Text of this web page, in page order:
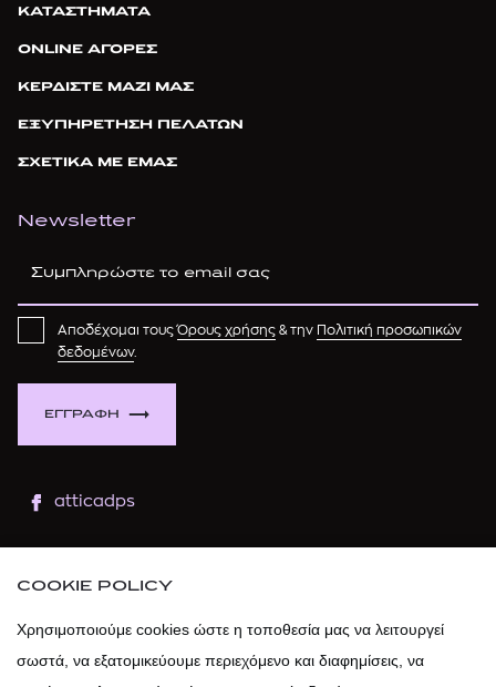
ΚΑΤΑΣΤΗΜΑΤΑ
ONLINE ΑΓΟΡΕΣ
ΚΕΡΔΙΣΤΕ ΜΑΖΙ ΜΑΣ
ΕΞΥΠΗΡΕΤΗΣΗ ΠΕΛΑΤΩΝ
ΣΧΕΤΙΚΑ ΜΕ ΕΜΑΣ
Newsletter
ΕΓΓΡΑΦΗ
Αποδέχομαι τουςΌρους χρήσης & την Πολιτική προσωπικών
δεδομένων.
atticadps
atticadps
COOKIE POLICY
Χρησιμοποιούμε cookies ώστε η τοποθεσία μας να λειτουργεί
σωστά, να εξατομικεύουμε περιεχόμενο και διαφημίσεις, να